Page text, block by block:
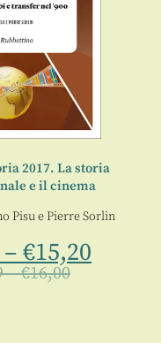
2017. La storia
e il cinema
PisuePierre Sorlin
– €15,20
–€16,00